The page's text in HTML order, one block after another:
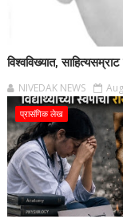
विश्वविख्यात,
NIVEDAK NEWS
प्रासंगिक लेख